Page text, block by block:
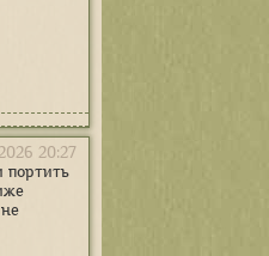
20:27
портить